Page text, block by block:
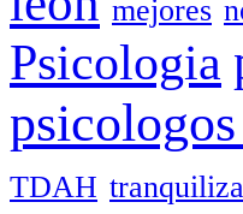
mejores
Psicologia
TDAH